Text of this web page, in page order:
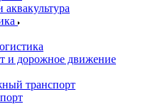
и дорожное движение
транспорт